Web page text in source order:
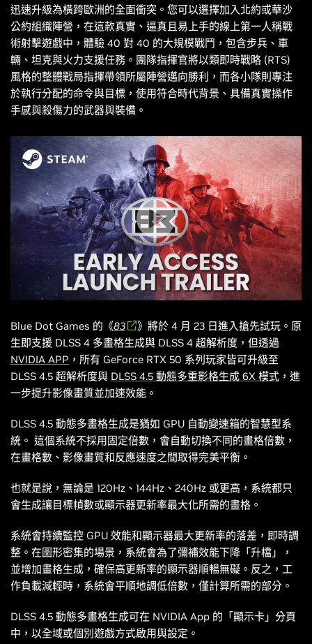
迅速升級為橫跨歐洲的全面衝突。您可以選擇加入北約或華沙
公約組織陣營，在這款真實、逼真且易上手的線上第一人稱戰
術射擊遊戲中，體驗 40 對 40 的大規模戰鬥，包含步兵、車
輛、坦克與火力支援任務。團隊指揮官將以類即時戰略 (RTS)
風格的整體戰局指揮帶領所屬陣營邁向勝利，而各小隊則專注
於執行分配的命令與目標，使用符合時代背景、具備真實操作
手感與殺傷力的武器與裝備。
Blue Dot Games 的《83
》將於 4 月 23 日進入搶先試玩。原
生即支援 DLSS 4 多畫格生成與 DLSS 4 超解析度，但透過
NVIDIA APP ，所有 GeForce RTX 50 系列玩家皆可升級至
DLSS 4.5 超解析度與 DLSS 4.5 動態多重影格生成 6X 模式 ，進
一步提升影像畫質並加速效能。
DLSS 4.5 動態多畫格生成是猶如 GPU 自動變速箱的智慧型系
統。 這個系統不採用固定倍數，會自動切換不同的畫格倍數，
在畫格數、影像畫質和反應速度之間取得完美平衡。
也就是說，無論是 120Hz、144Hz、240Hz 或更高，系統都只
會生成讓目標幀數或顯示器更新率最大化所需的畫格。
系統會持續監控 GPU 效能和顯示器最大更新率的落差，即時調
整。在圖形密集的場景，系統會為了彌補效能下降「升檔」，
並增加畫格生成，確保高更新率的顯示器順暢無礙。反之，工
作負載減輕時，系統會平順地調低倍數，僅計算所需的部分。
DLSS 4.5 動態多畫格生成可在 NVIDIA App 的「顯示卡」分頁
中，以全域或個別遊戲方式啟用與設定。